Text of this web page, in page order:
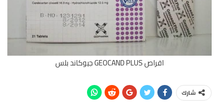
اقراص GEOCAND PLUS جيوكاند بلس
شارك